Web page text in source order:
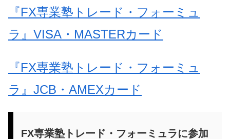
『FX専業塾トレード・フォーミュ
ラ』VISA・MASTERカード
『FX専業塾トレード・フォーミュ
ラ』JCB・AMEXカード
FX専業塾トレード・フォーミュラに参加